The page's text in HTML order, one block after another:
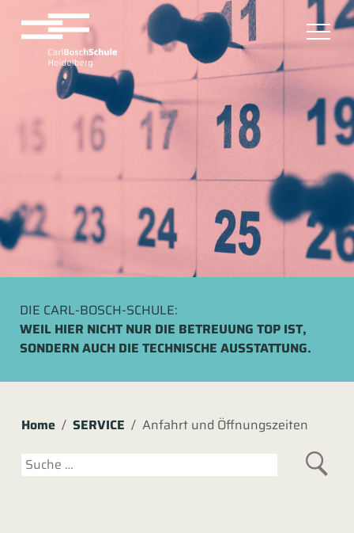
DIE CARL-BOSCH-SCHULE:
WEIL HIER NICHT NUR DIE BETREUUNG TOP IST,
SONDERN AUCH DIE TECHNISCHE AUSSTATTUNG.
Home SERVICE
Anfahrt und Öffnungszeiten
Suchen